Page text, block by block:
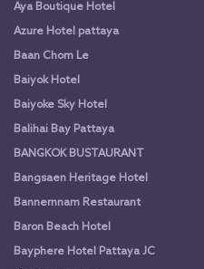
Aya Boutique Hotel
Azure Hotel pattaya
Baan Chom Le
Baiyok Hotel
Baiyoke Sky Hotel
Balihai Bay Pattaya
BANGKOK BUSTAURANT
Bangsaen Heritage Hotel
Bannernnam Restaurant
Baron Beach Hotel
Bayphere Hotel Pattaya JC